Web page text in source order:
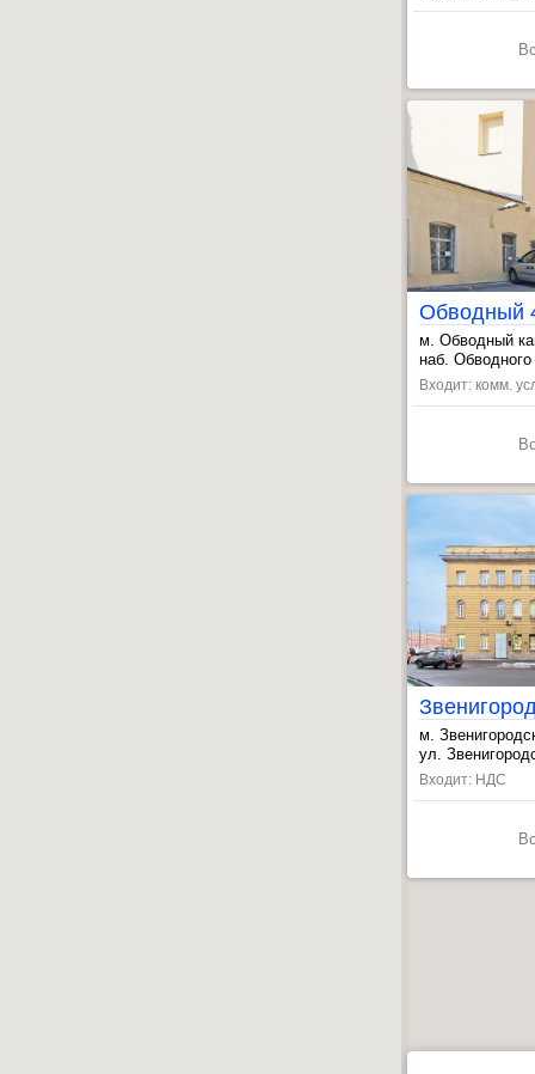
Обводный
м. Обводный
, Лиговский
, Восстания
наб.
Входит: комм.
м.
, Обводный
, Лиговский
ул.
Входит: НДС